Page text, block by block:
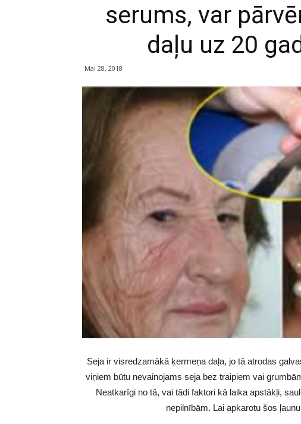
serums, var
daļu uz 20
Mai 28, 2018
Seja ir visredzamākā ķermeņa daļa, jo tā atrodas
viņiem būtu nevainojams seja bez traipiem vai
Neatkarīgi no tā, vai tādi faktori kā laika apstākļi,
nepilnībām. Lai apkarotu šos